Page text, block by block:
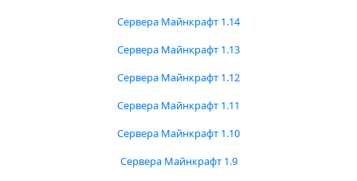
Сервера Майнкрафт 1.14
Сервера Майнкрафт 1.13
Сервера Майнкрафт 1.12
Сервера Майнкрафт 1.11
Сервера Майнкрафт 1.10
Сервера Майнкрафт 1.9